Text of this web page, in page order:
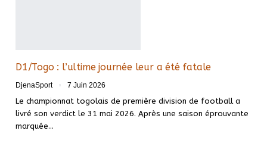
D1/Togo : l’ultime journée leur a été fatale
DjenaSport 7 Juin 2026
Le championnat togolais de première division de football a
livré son verdict le 31 mai 2026. Après une saison éprouvante
marquée…